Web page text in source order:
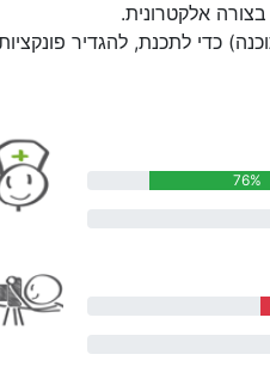
אלקטרונית.
כדי לתכנת, להגדיר
76%